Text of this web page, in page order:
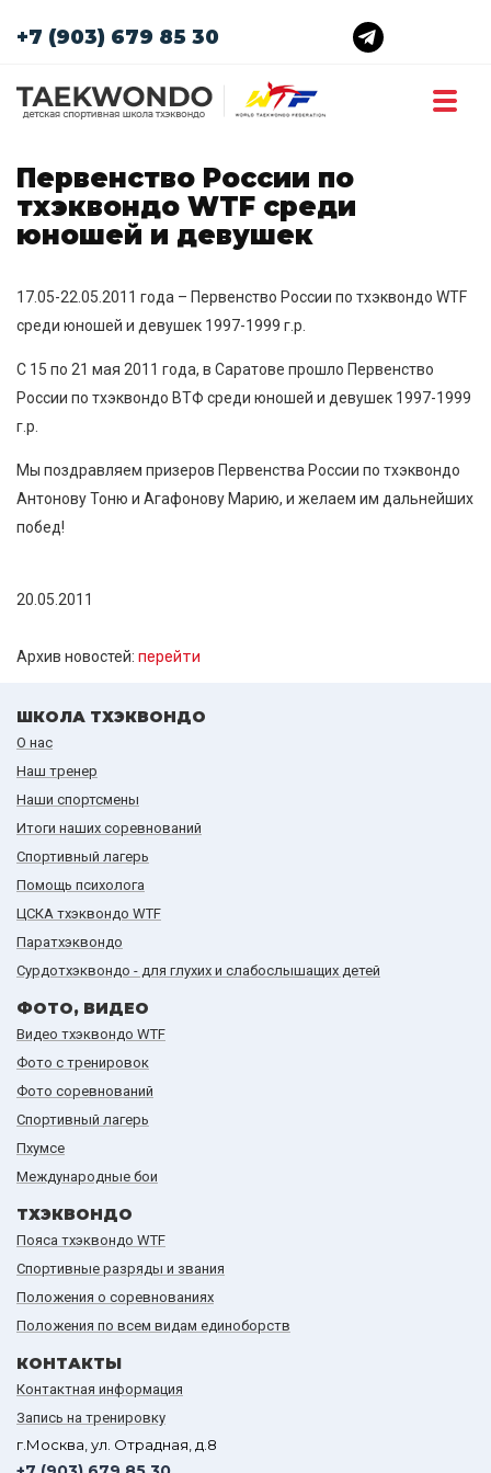
+7 (903) 679 85 30
Первенство России по
тхэквондо WTF среди
юношей и девушек
17.05-22.05.2011 года – Первенство России по тхэквондо WTF
среди юношей и девушек 1997-1999 г.р.
С 15 по 21 мая 2011 года, в Саратове прошло Первенство
России по тхэквондо ВТФ среди юношей и девушек 1997-1999
г.р.
Мы поздравляем призеров Первенства России по тхэквондо
Антонову Тоню и Агафонову Марию, и желаем им дальнейших
побед!
20.05.2011
Архив новостей: перейти
ШКОЛА ТХЭКВОНДО
О нас
Наш тренер
Наши спортсмены
Итоги наших cоревнований
Спортивный лагерь
Помощь психолога
ЦСКА тхэквондо WTF
Паратхэквондо
Сурдотхэквондо - для глухих и слабослышащих детей
ФОТО, ВИДЕО
Видео тхэквондо WTF
Фото с тренировок
Фото соревнований
Спортивный лагерь
Пхумсе
Международные бои
ТХЭКВОНДО
Пояса тхэквондо WTF
Спортивные разряды и звания
Положения о соревнованиях
Положения по всем видам единоборств
КОНТАКТЫ
Контактная информация
Запись на тренировку
г.Москва, ул. Отрадная, д.8